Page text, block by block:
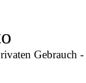
Gebrauch